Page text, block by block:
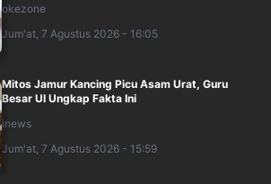
okezone
Jum'at, 7 Agustus 2026 - 16:05
Mitos Jamur Kancing Picu Asam Urat, Guru
Besar UI Ungkap Fakta Ini
inews
Jum'at, 7 Agustus 2026 - 15:59